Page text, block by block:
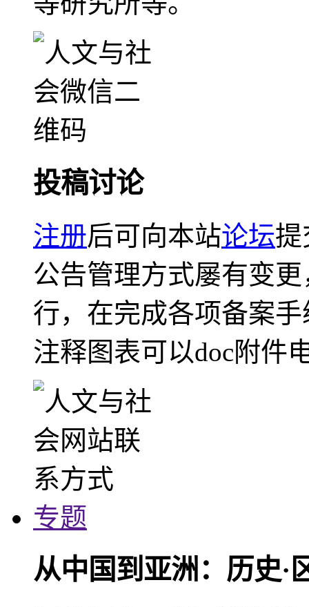
投稿讨论
注册后可向本站论坛提
公告管理方式屡有变
行，在完成各项备案
注释图表可以doc附件
专题
从中国到亚洲：历史·